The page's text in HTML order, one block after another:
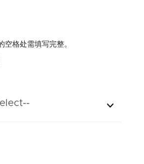
空格处需填写完整。